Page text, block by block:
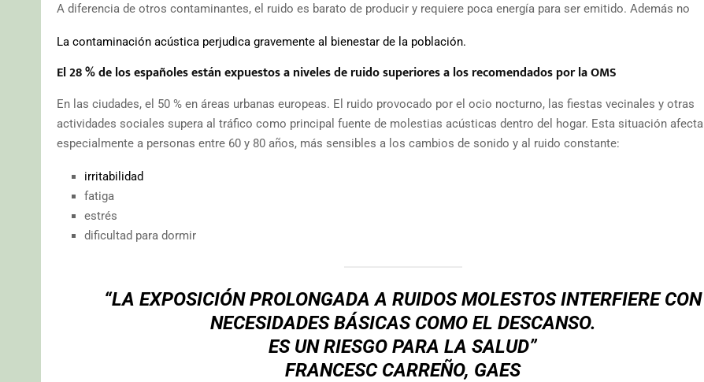
A diferencia de otros contaminantes, el ruido es barato de producir y requiere poca energía para ser emitido. Además no
La contaminación acústica perjudica gravemente al bienestar de la población.
El 28 % de los españoles están expuestos a niveles de ruido superiores a los recomendados por la OMS
En las ciudades, el 50 % en áreas urbanas europeas. El ruido provocado por el ocio nocturno, las fiestas vecinales y otras
actividades sociales supera al tráfico como principal fuente de molestias acústicas dentro del hogar. Esta situación afecta
especialmente a personas entre 60 y 80 años, más sensibles a los cambios de sonido y al ruido constante:
irritabilidad
fatiga
estrés
dificultad para dormir
“LA EXPOSICIÓN PROLONGADA A RUIDOS MOLESTOS INTERFIERE CON
NECESIDADES BÁSICAS COMO EL DESCANSO.
ES UN RIESGO PARA LA SALUD”
FRANCESC CARREÑO, GAES